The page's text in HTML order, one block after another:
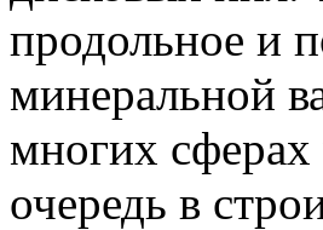
продольное и
минеральной
многих сферах
очередь в